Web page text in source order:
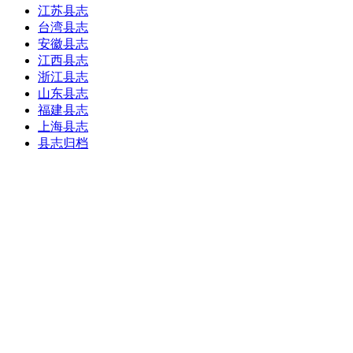
江苏县志
台湾县志
安徽县志
江西县志
浙江县志
山东县志
福建县志
上海县志
县志归档